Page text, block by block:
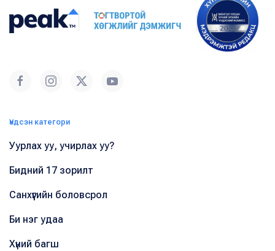
Үндсэн категори
Уурлах уу, учирлах уу?
Бидний 17 зорилт
Санхүүгийн боловсрол
Би нэг удаа
Хүний багш